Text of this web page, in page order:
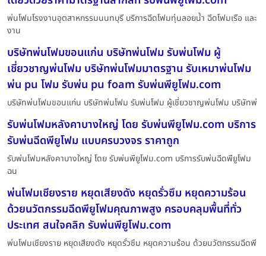
พ่นโฟมโรงงานอุตสาหกรรมนนทบุรี บริการฉีดโฟมทุ่นลอยน้ำ ฉีดโฟมเรือ และ
งาน
บริษัทพ่นโฟมขอนแก่น บริษัทพ่นโฟม รับพ่นโฟม ผู้
เชี่ยวชาญพ่นโฟม บริษัทพ่นโฟมมาตรฐาน รับเหมาพ่นโฟม
พ่น pu โฟม รับพ่น pu foam รับพ่นพียูโฟม.com
บริษัทพ่นโฟมขอนแก่น บริษัทพ่นโฟม รับพ่นโฟม ผู้เชี่ยวชาญพ่นโฟม บริษัทพ่
รับพ่นโฟมหลังคาบางใหญ่ โดย รับพ่นพียูโฟม.com บริการ
รับพ่นฉีดพียูโฟม แบบครบวงจร ราคาถูก
รับพ่นโฟมหลังคาบางใหญ่ โดย รับพ่นพียูโฟม.com บริการรับพ่นฉีดพียูโฟม
ฉน
พ่นโฟมเชียงราย หยุดเสียงดัง หยุดรั่วซึม หยุดความร้อน
ด้วยนวัตกรรมฉีดพียูโฟมคุณภาพสูง ครอบคลุมพื้นที่ทั่ว
ประเทศ สนใจคลิก รับพ่นพียูโฟม.com
พ่นโฟมเชียงราย หยุดเสียงดัง หยุดรั่วซึม หยุดความร้อน ด้วยนวัตกรรมฉีดพี